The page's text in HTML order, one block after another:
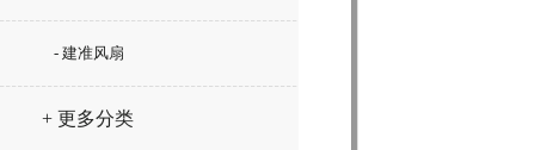
- 建准风扇
+ 更多分类